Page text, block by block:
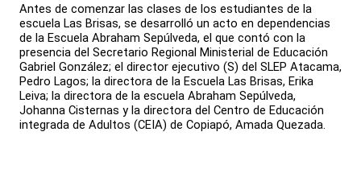
Antes de comenzar las clases de los estudiantes de la
escuela Las Brisas, se desarrolló un acto en dependencias
de la Escuela Abraham Sepúlveda, el que contó con la
presencia del Secretario Regional Ministerial de Educación
Gabriel González; el director ejecutivo (S) del SLEP Atacama,
Pedro Lagos; la directora de la Escuela Las Brisas, Erika
Leiva; la directora de la escuela Abraham Sepúlveda,
Johanna Cisternas y la directora del Centro de Educación
integrada de Adultos (CEIA) de Copiapó, Amada Quezada.